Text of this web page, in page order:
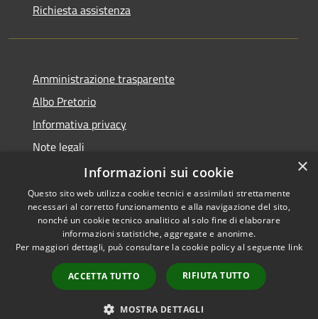
Richiesta assistenza
Amministrazione trasparente
Albo Pretorio
Informativa privacy
Note legali
Dichiarazione di accessibilità
RSS
Accessibilità
Copyright © 2026 • Comune di
Municipium•
Accesso
redazione
×
Informazioni sui cookie
Questo sito web utilizza cookie tecnici e assimilati strettamente
necessari al corretto funzionamento e alla navigazione del sito,
nonché un cookie tecnico analitico al solo fine di elaborare
informazioni statistiche, aggregate e anonime.
Per maggiori dettagli, può consultare la cookie policy al seguente link
ACCETTA TUTTO RIFIUTA TUTTO
MOSTRA DETTAGLI